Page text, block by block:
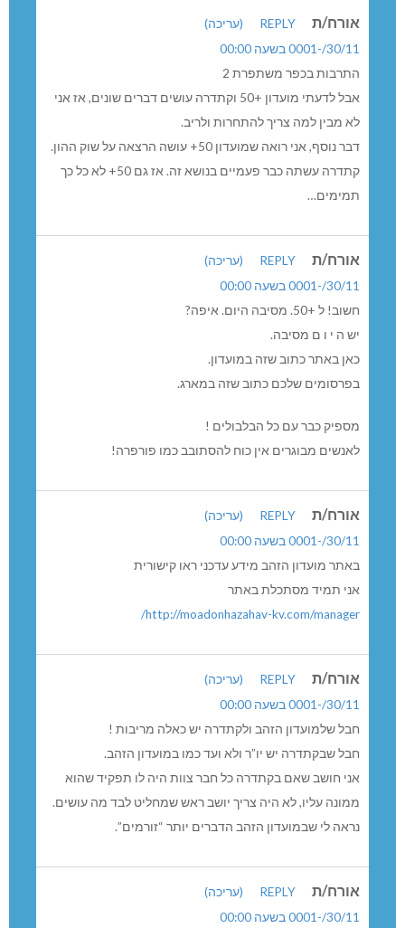
אורח/ת REPLY
(עריכה)
30/11/-0001 בשעה 00:00
התרבות בכפר משתפרת 2
אבל לדעתי מועדון +50 וקתדרה עושים דברים שונים, אז אני
לא מבין למה צריך להתחרות ולריב.
דבר נוסף, אני רואה שמועדון 50+ עושה הרצאה על שוק ההון.
קתדרה עשתה כבר פעמיים בנושא זה. אז גם 50+ לא כל כך
תמימים…
אורח/ת REPLY
(עריכה)
30/11/-0001 בשעה 00:00
חשוב! ל +50. מסיבה היום. איפה?
יש ה י ו ם מסיבה.
כאן באתר כתוב שזה במועדון.
בפרסומים שלכם כתוב שזה במארג.
מספיק כבר עם כל הבלבולים !
לאנשים מבוגרים אין כוח להסתובב כמו פורפרה!
אורח/ת REPLY
(עריכה)
30/11/-0001 בשעה 00:00
באתר מועדון הזהב מידע עדכני ראו קישורית
אני תמיד מסתכלת באתר
http://moadonhazahav-kv.com/manager/
אורח/ת REPLY
(עריכה)
30/11/-0001 בשעה 00:00
חבל שלמועדון הזהב ולקתדרה יש כאלה מריבות !
חבל שבקתדרה יש יו”ר ולא ועד כמו במועדון הזהב.
אני חושב שאם בקתדרה כל חבר צוות היה לו תפקיד שהוא
ממונה עליו, לא היה צריך יושב ראש שמחליט לבד מה עושים.
נראה לי שבמועדון הזהב הדברים יותר “זורמים”.
אורח/ת REPLY
(עריכה)
30/11/-0001 בשעה 00:00